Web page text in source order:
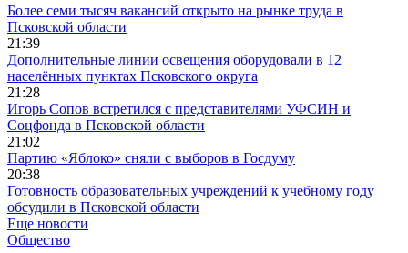
Более семи тысяч вакансий открыто на рынке труда в
Псковской области
21:39
Дополнительные линии освещения оборудовали в 12
населённых пунктах Псковского округа
21:28
Игорь Сопов встретился с представителями УФСИН и
Соцфонда в Псковской области
21:02
Партию «Яблоко» сняли с выборов в Госдуму
20:38
Готовность образовательных учреждений к учебному году
обсудили в Псковской области
Еще новости
Общество